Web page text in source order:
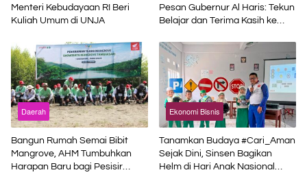
Menteri Kebudayaan RI Beri
Kuliah Umum di UNJA
Pesan Gubernur Al Haris: Tekun
Belajar dan Terima Kasih ke
Daerah
Bangun Rumah Semai Bibit
Mangrove, AHM Tumbuhkan
Harapan Baru bagi Pesisir
Ekonomi Bisnis
Tanamkan Budaya #Cari_Aman
Sejak Dini, Sinsen Bagikan
Helm di Hari Anak Nasional